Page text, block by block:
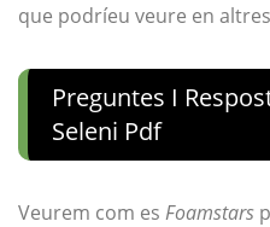
que podríeu veure en
Preguntes I
Seleni Pdf
Veurem com es Foamstars